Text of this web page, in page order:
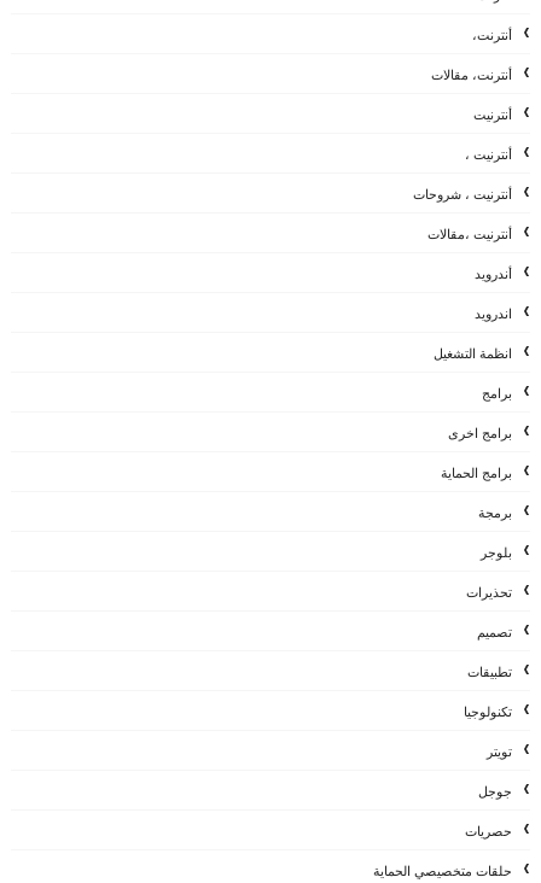
أنترنت،
أنترنت، مقالات
أنترنيت
أنترنيت ،
أنترنيت ، شروحات
أنترنيت ،مقالات
أندرويد
اندرويد
انظمة التشغيل
برامج
برامج اخرى
برامج الحماية
برمجة
بلوجر
تحذيرات
تصميم
تطبيقات
تكنولوجيا
تويتر
جوجل
حصريات
حلقات متخصيصي الحماية